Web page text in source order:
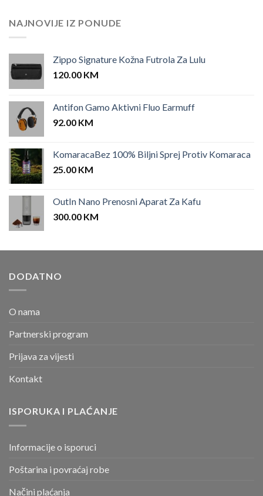
NAJNOVIJE IZ PONUDE
Zippo Signature Kožna Futrola Za Lulu
120.00 KM
Antifon Gamo Aktivni Fluo Earmuff
92.00 KM
KomaracaBez 100% Biljni Sprej Protiv Komaraca
25.00 KM
OutIn Nano Prenosni Aparat Za Kafu
300.00 KM
DODATNO
O nama
Partnerski program
Prijava za vijesti
Kontakt
ISPORUKA I PLAĆANJE
Informacije o isporuci
Poštarina i povraćaj robe
Načini plaćanja